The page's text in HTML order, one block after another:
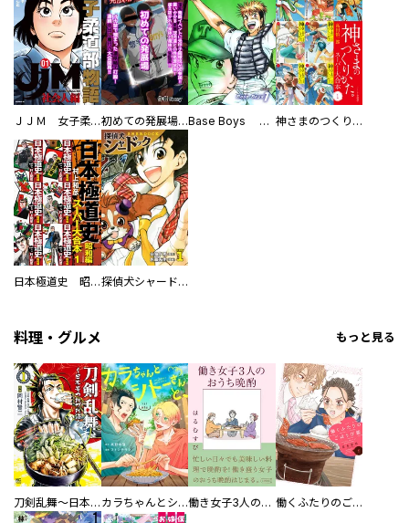
ＪＪＭ 女子柔道部物語 社会人編 初めての発展場 【白抜き修正版】 Base Boys 新装版 神さまのつくりかた。スーパー大合本
日本極道史 昭和編 スーパー大合本 探偵犬シャードック（新装版）
料理・グルメ もっと見る
刀剣乱舞～日本号つれづれ酒～ カラちゃんとシトーさんと、 【分冊版】 働き女子3人のおうち晩酌 働くふたりのごほうび飯